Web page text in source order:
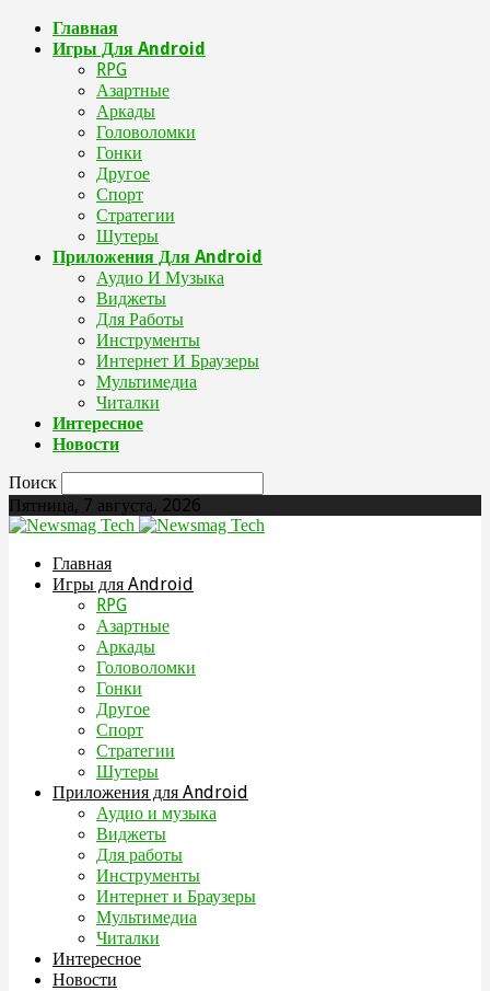
Главная
Игры Для Android
RPG
Азартные
Аркады
Головоломки
Гонки
Другое
Спорт
Стратегии
Шутеры
Приложения Для Android
Аудио И Музыка
Виджеты
Для Работы
Инструменты
Интернет И Браузеры
Мультимедиа
Читалки
Интересное
Новости
Поиск
Пятница, 7 августа, 2026
Главная
Игры для Android
RPG
Азартные
Аркады
Головоломки
Гонки
Другое
Спорт
Стратегии
Шутеры
Приложения для Android
Аудио и музыка
Виджеты
Для работы
Инструменты
Интернет и Браузеры
Мультимедиа
Читалки
Интересное
Новости